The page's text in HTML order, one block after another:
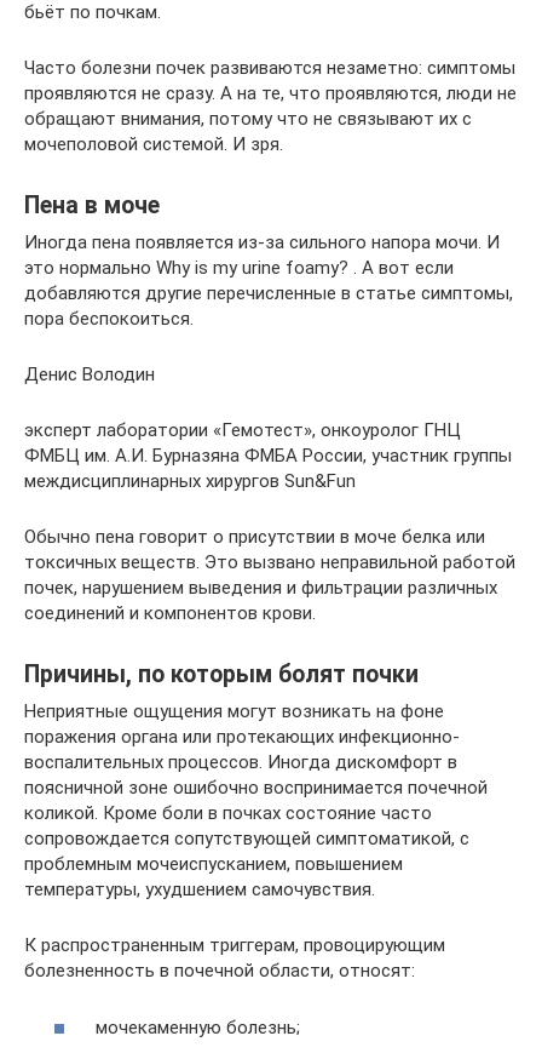
бьёт по почкам.
Часто болезни почек развиваются незаметно: симптомы
проявляются не сразу. А на те, что проявляются, люди не
обращают внимания, потому что не связывают их с
мочеполовой системой. И зря.
Пена в моче
Иногда пена появляется из-за сильного напора мочи. И
это нормально Why is my urine foamy? . А вот если
добавляются другие перечисленные в статье симптомы,
пора беспокоиться.
Денис Володин
эксперт лаборатории «Гемотест», онкоуролог ГНЦ
ФМБЦ им. А.И. Бурназяна ФМБА России, участник группы
междисциплинарных хирургов Sun&Fun
Обычно пена говорит о присутствии в моче белка или
токсичных веществ. Это вызвано неправильной работой
почек, нарушением выведения и фильтрации различных
соединений и компонентов крови.
Причины, по которым болят почки
Неприятные ощущения могут возникать на фоне
поражения органа или протекающих инфекционно-
воспалительных процессов. Иногда дискомфорт в
поясничной зоне ошибочно воспринимается почечной
коликой. Кроме боли в почках состояние часто
сопровождается сопутствующей симптоматикой, с
проблемным мочеиспусканием, повышением
температуры, ухудшением самочувствия.
К распространенным триггерам, провоцирующим
болезненность в почечной области, относят:
мочекаменную болезнь;